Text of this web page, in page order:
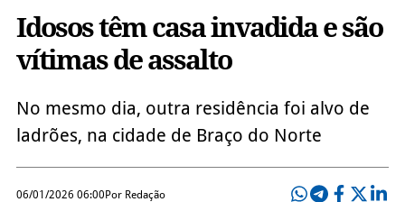
Idosos têm casa invadida e são
vítimas de assalto
No mesmo dia, outra residência foi alvo de
ladrões, na cidade de Braço do Norte
06/01/2026 06:00Por Redação